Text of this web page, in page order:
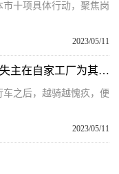
十项具体行动，聚焦岗
2023/05/11
环球观速讯丨19岁男孩偷自行车自首 失主在自家工厂为其安排工作 失主：相信他本性不坏
之后，越骑越愧疚，便
2023/05/11